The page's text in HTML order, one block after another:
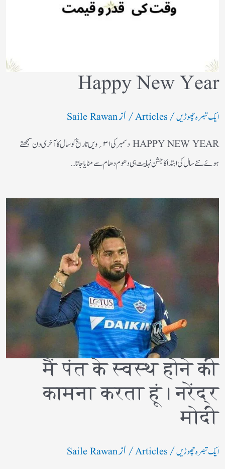
Happy New Year
ایک تبصرہ چھوڑیں/
Articles/ ازSaile Rawan
HAPPY NEW YEAR دسمبر کی۱ ۳؍ویں تاریخ کو سال کا آخری دن سمجھتے
ہوئے نئے سال کی ابتداکا جشن نہایت ہی دھوم دھام سے منایاجاتا…
मैं पंत के स्वस्थ होने की
कामना करता हूं। नरेंद्र
मोदी
ایک تبصرہ چھوڑیں/
Articles/ ازSaile Rawan